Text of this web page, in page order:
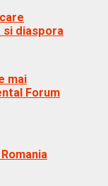
si diaspora
mai
Forum